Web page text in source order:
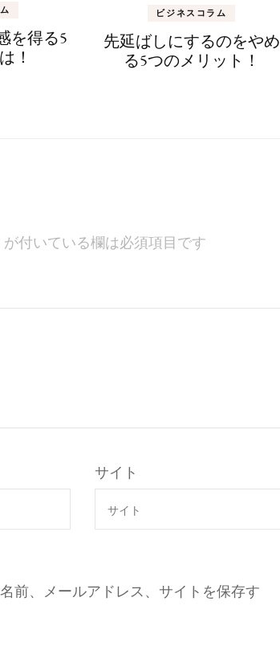
を得る5
！
ビジネスコラム
先延ばしにするのをやめ
る5つのメリット！
が付いている欄は必須項目です
サイト
前、メールアドレス、サイトを保存す